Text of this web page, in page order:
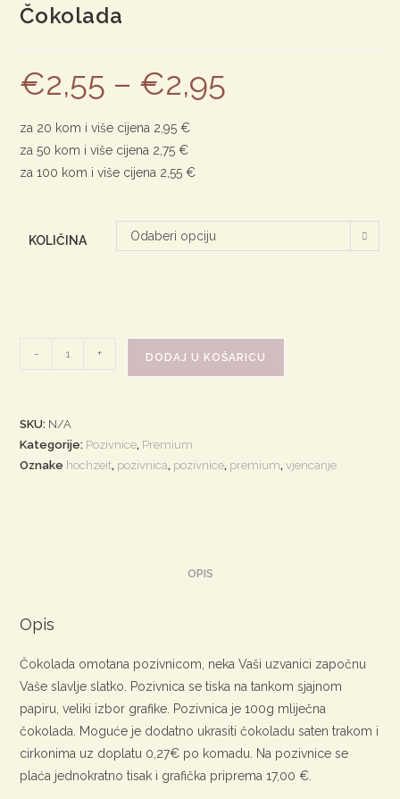
Čokolada
€2,55 – €2,95
za 20 kom i više cijena 2,95 €
za 50 kom i više cijena 2,75 €
za 100 kom i više cijena 2,55 €
KOLIČINA Odaberi opciju
Čokolada
- + DODAJ U KOŠARICU
SKU: N/A
Kategorije: Pozivnice, Premium
Oznake hochzeit, pozivnica, pozivnice, premium,vjencanje
OPIS
Opis
Čokolada omotana pozivnicom, neka Vaši uzvanici započnu
Vaše slavlje slatko. Pozivnica se tiska na tankom sjajnom
papiru, veliki izbor grafike. Pozivnica je 100g mliječna
čokolada. Moguće je dodatno ukrasiti čokoladu saten trakom i
cirkonima uz doplatu 0,27€ po komadu. Na pozivnice se
plaća jednokratno tisak i grafička priprema 17,00 €.